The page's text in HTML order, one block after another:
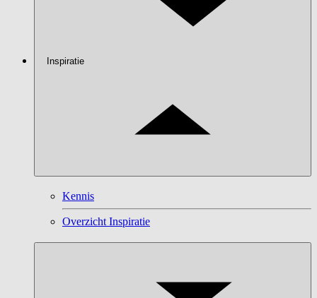
Inspiratie
Kennis
Overzicht Inspiratie